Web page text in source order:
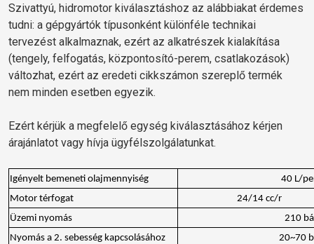
Szivattyú, hidromotor kiválasztáshoz az alábbiakat érdemes
tudni: a gépgyártók típusonként különféle technikai
tervezést alkalmaznak, ezért az alkatrészek kialakítása
(tengely, felfogatás, központosító-perem, csatlakozások)
változhat, ezért az eredeti cikkszámon szereplő termék
nem minden esetben egyezik.
Ezért kérjük a megfelelő egység kiválasztásához kérjen
árajánlatot vagy hívja ügyfélszolgálatunkat.
Igényelt bemeneti olajmennyiség
40 L/
Motor térfogat
24/14 cc/r
Üzemi nyomás
210
Nyomás a 2. sebesség kapcsolásához
20~70